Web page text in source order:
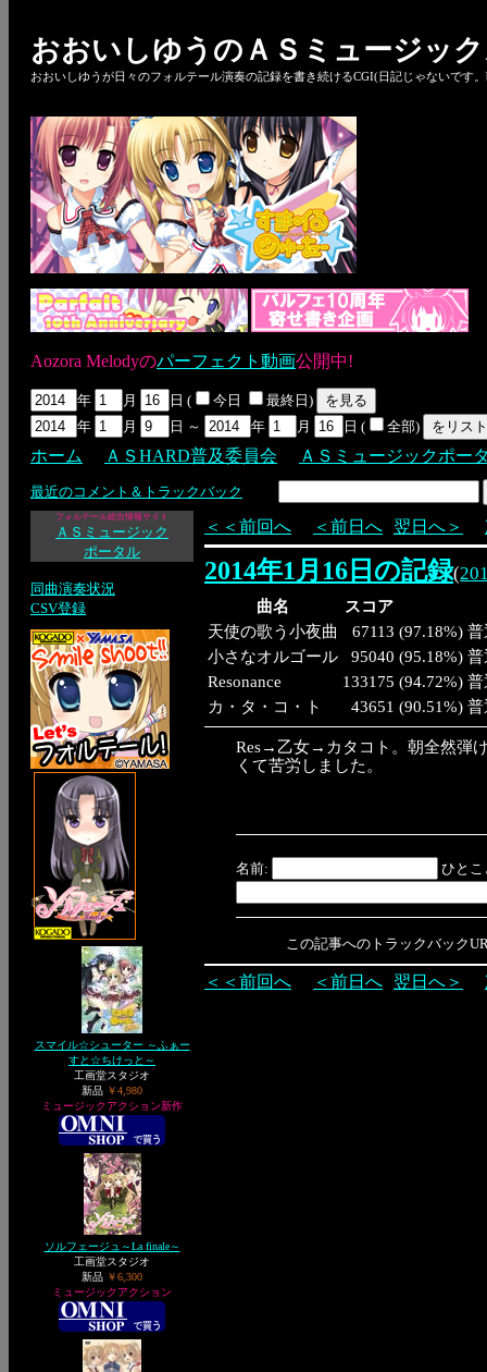
おおいしゆうのＡＳミュージッ
おおいしゆうが日々のフォルテール演奏の記録を書き続けるCGI(日記じゃないです
Aozora Melodyのパーフェクト動画公開中!
年 月 日 ( 今日
最終日)
年
月 日 ～ 年 月 日 ( 全部)
ホーム ＡＳHARD普及委員会 ＡＳミュージックポー
最近のコメント＆トラックバック
フォルテール総合情報サイト
ＡＳミュージック
ポータル
同曲演奏状況
CSV登録
スマイル☆シューター ～ふぁー
すと☆ちけっと～
工画堂スタジオ
新品 ￥4,980
ミュージックアクション新作
ソルフェージュ～La finale～
工画堂スタジオ
新品 ￥6,300
ミュージックアクション
＜＜前回へ ＜前日へ 翌日へ＞
2014年1月16日の記録(
曲名
スコア
天使の歌う小夜曲
67113 (97.18%) 普
小さなオルゴール
95040 (95.18%) 普
Resonance
133175 (94.72%) 普
カ・タ・コ・ト
43651 (90.51%) 普
Res→乙女→カタコト。朝全然弾
くて苦労しました。
名前: ひとこ
この記事へのトラックバック
＜＜前回へ ＜前日へ 翌日へ＞